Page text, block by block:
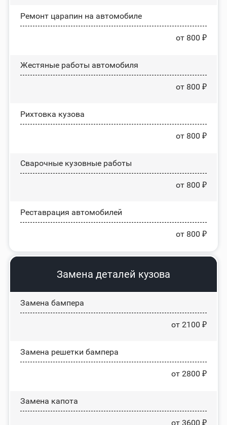
Ремонт царапин на автомобиле
от 800 ₽
Жестяные работы автомобиля
от 800 ₽
Рихтовка кузова
от 800 ₽
Сварочные кузовные работы
от 800 ₽
Реставрация автомобилей
от 800 ₽
Замена деталей кузова
Замена бампера
от 2100 ₽
Замена решетки бампера
от 2800 ₽
Замена капота
от 3600 ₽